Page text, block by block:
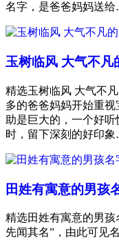
名字，是爸爸妈妈送
玉树临风 大气不凡
精选玉树临风 大气不
多的爸爸妈妈开始重
助是巨大的，一个好
时，留下深刻的好印
田姓有寓意的男孩
精选田姓有寓意的男孩
先闻其名”，由此可见